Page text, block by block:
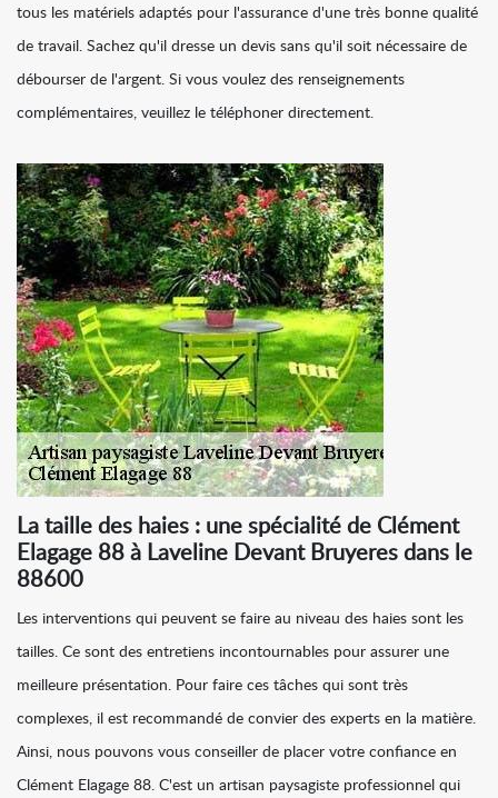
tous les matériels adaptés pour l'assurance d'une très bonne qualité
de travail. Sachez qu'il dresse un devis sans qu'il soit nécessaire de
débourser de l'argent. Si vous voulez des renseignements
complémentaires, veuillez le téléphoner directement.
La taille des haies : une spécialité de Clément
Elagage 88 à Laveline Devant Bruyeres dans le
88600
Les interventions qui peuvent se faire au niveau des haies sont les
tailles. Ce sont des entretiens incontournables pour assurer une
meilleure présentation. Pour faire ces tâches qui sont très
complexes, il est recommandé de convier des experts en la matière.
Ainsi, nous pouvons vous conseiller de placer votre confiance en
Clément Elagage 88. C'est un artisan paysagiste professionnel qui